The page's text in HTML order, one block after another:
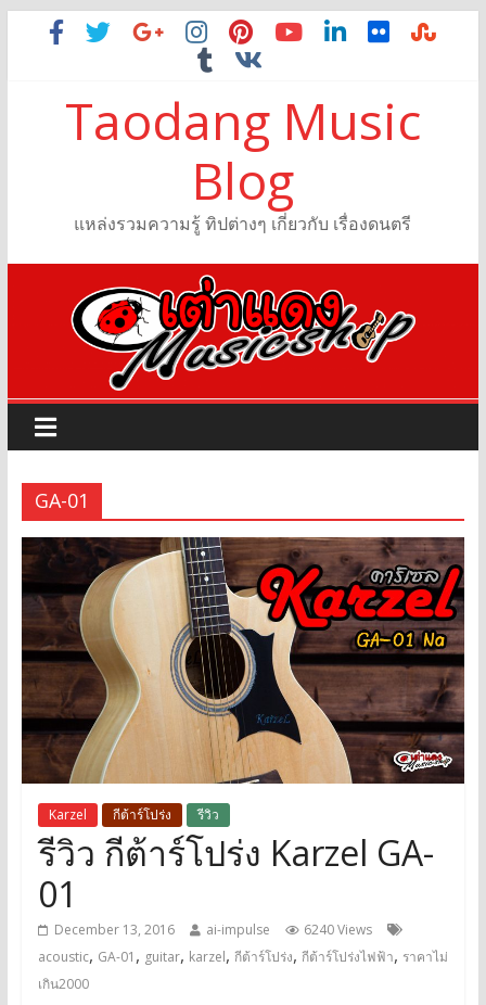
Taodang Music
Blog
แหล่งรวมความรู้ ทิปต่างๆ เกี่ยวกับ เรื่องดนตรี
GA-01
Karzel กีต้าร์โปร่ง รีวิว
รีวิว กีต้าร์โปร่ง Karzel GA-
01
December 13, 2016 ai-impulse
6240 Views
acoustic, GA-01 , guitar, karzel, กีต้าร์โปร่ง, กีต้าร์โปร่งไฟฟ้า, ราคาไม่
เกิน2000